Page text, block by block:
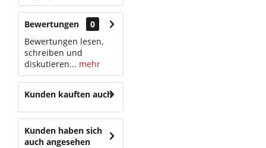
Bewertungen
0
Bewertungen lesen,
schreiben und
diskutieren... mehr
Kunden kauften auch
Kunden haben sich
auch angesehen